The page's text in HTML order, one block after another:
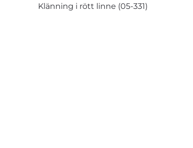
Klänning i rött linne (05-331)